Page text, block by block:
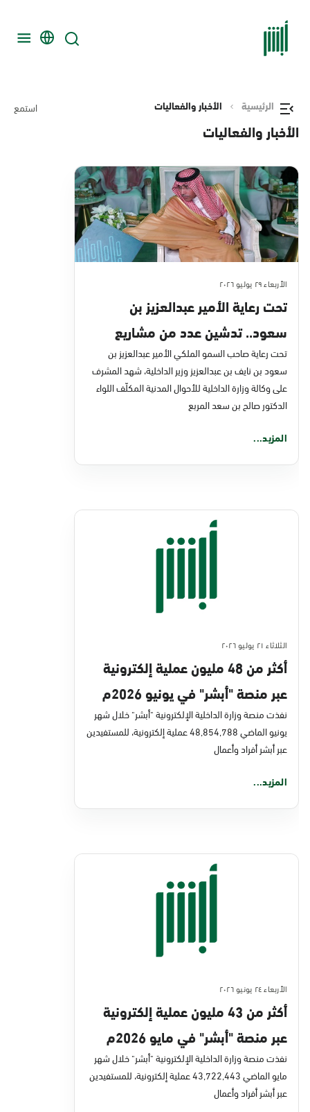
الرئيسية الأخبار والفعاليات استمع
الأخبار والفعاليات
الأربعاء ٢٩ يوليو ٢٠٢٦
تحت رعاية الأمير عبدالعزيز بن
سعود.. تدشين عدد من مشاريع
التحول الرقمي والخدمات الإلكترونية
للأحوال المدنية
تحت رعاية صاحب السمو الملكي الأمير عبدالعزيز بن
سعود بن نايف بن عبدالعزيز وزير الداخلية، شهد المشرف
على وكالة وزارة الداخلية للأحوال المدنية المكلّف اللواء
الدكتور صالح بن سعد المربع
المزيد...
الثلاثاء ٢١ يوليو ٢٠٢٦
أكثر من 48 مليون عملية إلكترونية
عبر منصة "أبشر" في يونيو 2026م
نفذت منصة وزارة الداخلية الإلكترونية "أبشر" خلال شهر
يونيو الماضي 48,854,788 عملية إلكترونية، للمستفيدين
عبر أبشر أفراد وأعمال
المزيد...
الأربعاء ٢٤ يونيو ٢٠٢٦
أكثر من 43 مليون عملية إلكترونية
عبر منصة "أبشر" في مايو 2026م
نفذت منصة وزارة الداخلية الإلكترونية "أبشر" خلال شهر
مايو الماضي 43,722,443 عملية إلكترونية، للمستفيدين
عبر أبشر أفراد وأعمال